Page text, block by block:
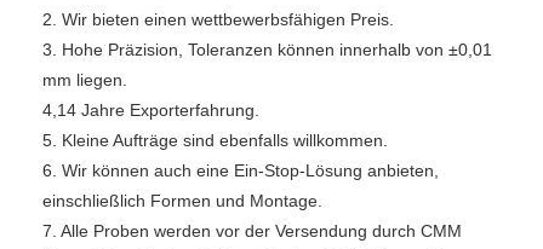
2. Wir bieten einen wettbewerbsfähigen Preis.
3. Hohe Präzision, Toleranzen können innerhalb von ±0,01
mm liegen.
4,14 Jahre Exporterfahrung.
5. Kleine Aufträge sind ebenfalls willkommen.
6. Wir können auch eine Ein-Stop-Lösung anbieten,
einschließlich Formen und Montage.
7. Alle Proben werden vor der Versendung durch CMM